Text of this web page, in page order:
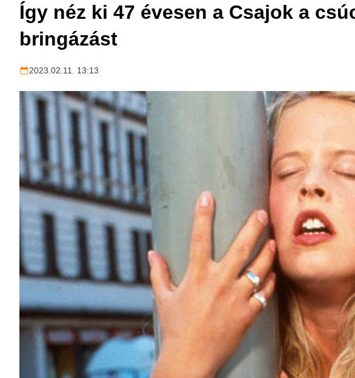
Így néz ki 47 évesen a Csajok a
bringázást
2023.02.11. 13:13